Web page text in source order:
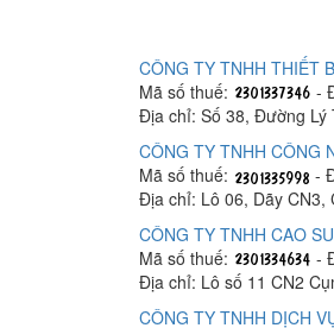
CÔNG TY TNHH THIẾT
Mã số thuế:
-
Địa chỉ: Số 38, Đường Lý
CÔNG TY TNHH CÔNG
Mã số thuế:
-
Địa chỉ: Lô 06, Dãy CN3,
CÔNG TY TNHH CAO
Mã số thuế:
-
Địa chỉ: Lô số 11 CN2
CÔNG TY TNHH DỊCH